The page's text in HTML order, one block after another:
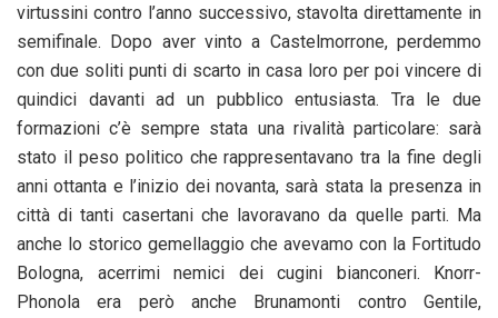
virtussini contro l’anno successivo, stavolta direttamente in
semifinale. Dopo aver vinto a Castelmorrone, perdemmo
con due soliti punti di scarto in casa loro per poi vincere di
quindici davanti ad un pubblico entusiasta. Tra le due
formazioni c’è sempre stata una rivalità particolare: sarà
stato il peso politico che rappresentavano tra la fine degli
anni ottanta e l’inizio dei novanta, sarà stata la presenza in
città di tanti casertani che lavoravano da quelle parti. Ma
anche lo storico gemellaggio che avevamo con la Fortitudo
Bologna, acerrimi nemici dei cugini bianconeri. Knorr-
Phonola era però anche Brunamonti contro Gentile,